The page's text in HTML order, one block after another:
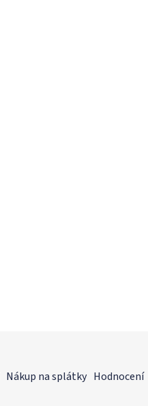
Nákup na splátky Hodnocení